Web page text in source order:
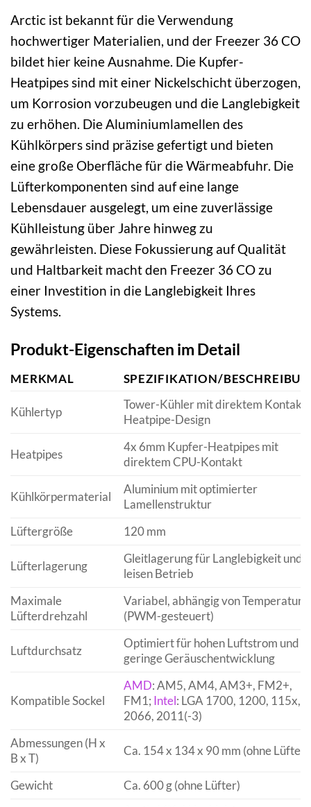
Arctic ist bekannt für die Verwendung
hochwertiger Materialien, und der Freezer 36 CO
bildet hier keine Ausnahme. Die Kupfer-
Heatpipes sind mit einer Nickelschicht überzogen,
um Korrosion vorzubeugen und die Langlebigkeit
zu erhöhen. Die Aluminiumlamellen des
Kühlkörpers sind präzise gefertigt und bieten
eine große Oberfläche für die Wärmeabfuhr. Die
Lüfterkomponenten sind auf eine lange
Lebensdauer ausgelegt, um eine zuverlässige
Kühlleistung über Jahre hinweg zu
gewährleisten. Diese Fokussierung auf Qualität
und Haltbarkeit macht den Freezer 36 CO zu
einer Investition in die Langlebigkeit Ihres
Systems.
Produkt-Eigenschaften im Detail
MERKMAL SPEZIFIKATION/
Kühlertyp
Tower-Kühler mit direktem Kontakt
Heatpipe-Design
Heatpipes
4x 6mm Kupfer-Heatpipes mit
direktem CPU-Kontakt
Kühlkörpermaterial
Aluminium mit optimierter
Lamellenstruktur
Lüftergröße
120 mm
Lüfterlagerung
Gleitlagerung für Langlebigkeit und
leisen Betrieb
Maximale
Lüfterdrehzahl
Variabel, abhängig von Temperatur
(PWM-gesteuert)
Luftdurchsatz
Optimiert für hohen Luftstrom und
geringe Geräuschentwicklung
Kompatible Sockel
AMD: AM5, AM4, AM3+, FM2+,
FM1; Intel: LGA 1700, 1200, 115x,
2066, 2011(-3)
Abmessungen (H x
B x T)
Ca. 154 x 134 x 90 mm (ohne Lüfter)
Gewicht Ca. 600 g (ohne Lüfter)